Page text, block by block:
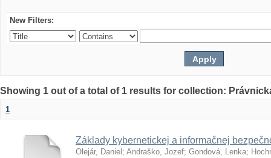
New Filters:
Showing 1 out of a total of 1 results for collection:
1
Základy kybernetickej a informačnej
Olejár, Daniel ; Andraško, Jozef; Gondová, Lenka;